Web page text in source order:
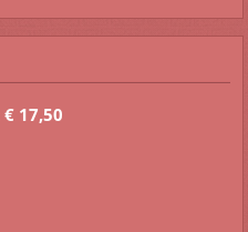
€ 17,50